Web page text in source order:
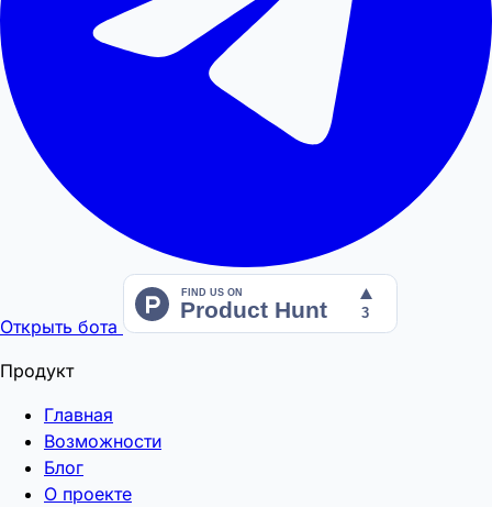
Открыть бота
Продукт
Главная
Возможности
Блог
О проекте